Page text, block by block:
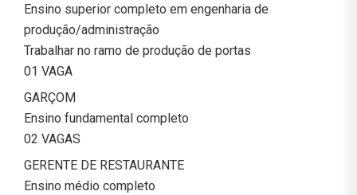
Ensino superior completo em engenharia de
produção/administração
Trabalhar no ramo de produção de portas
01 VAGA
GARÇOM
Ensino fundamental completo
02 VAGAS
GERENTE DE RESTAURANTE
Ensino médio completo